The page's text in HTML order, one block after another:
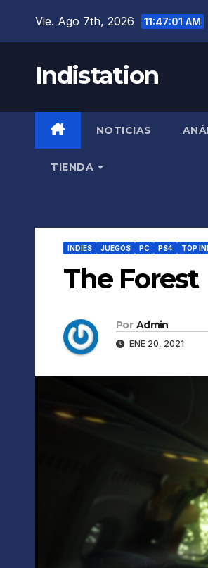
Vie. Ago 7th, 2026 11:47:02 AM
Indistation
NOTICIAS
TIENDA
INDIES JUEGOS PC PS4 TOP
The Forest
Por Admin
ENE 20, 2021